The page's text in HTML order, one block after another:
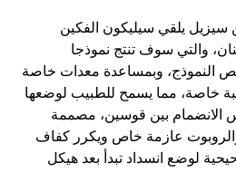
سيزيل يلقي سيليكون الفكين
والتي سوف تنتج نموذجا
النموذج، وبمساعدة معدات خاصة
خاصة، مما يسمح للطبيب لوضعها
الانضمام بين قوسين، مصممة
عازمة خاص ويكرر كفاف
لوضع انسداد تبدأ بعد هيكل